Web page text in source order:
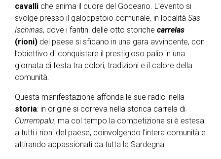
cavalli che anima il cuore del Goceano. L’evento si
svolge presso il galoppatoio comunale, in località Sas
Ischinas, dove i fantini delle otto storiche carrelas
(rioni) del paese si sfidano in una gara avvincente, con
l’obiettivo di conquistare il prestigioso palio in una
giornata di festa tra colori, tradizioni e il calore della
comunità.
Questa manifestazione affonda le sue radici nella
storia: in origine si correva nella storica carrela di
Currempalu, ma col tempo la competizione si è estesa
a tutti i rioni del paese, coinvolgendo l’intera comunità e
attirando appassionati da tutta la Sardegna.